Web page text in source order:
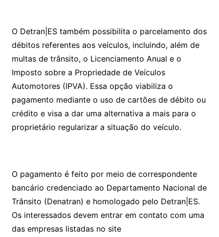
O Detran|ES também possibilita o parcelamento dos
débitos referentes aos veículos, incluindo, além de
multas de trânsito, o Licenciamento Anual e o
Imposto sobre a Propriedade de Veículos
Automotores (IPVA). Essa opção viabiliza o
pagamento mediante o uso de cartões de débito ou
crédito e visa a dar uma alternativa a mais para o
proprietário regularizar a situação do veículo.
O pagamento é feito por meio de correspondente
bancário credenciado ao Departamento Nacional de
Trânsito (Denatran) e homologado pelo Detran|ES.
Os interessados devem entrar em contato com uma
das empresas listadas no site